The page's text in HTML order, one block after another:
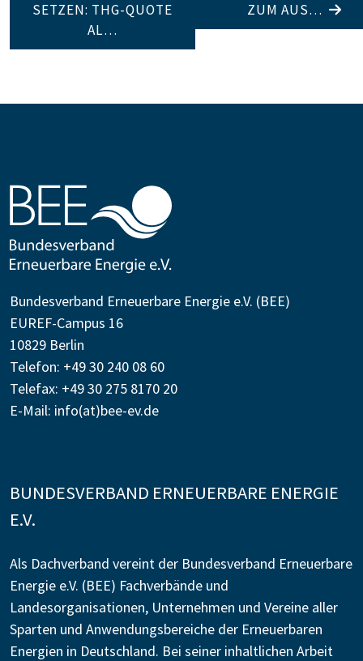
SETZEN: THG-QUOTE
AL…
UM AUS…
Bundesverband Erneuerbare Energie e.V. (BEE)
EUREF-Campus 16
10829 Berlin
Telefon: +49 30 240 08 60
Telefax: +49 30 275 8170 20
E-Mail: info(at)bee-ev.de
BUNDESVERBAND ERNEUERBARE ENERGIE
E.V.
Als Dachverband vereint der Bundesverband Erneuerbare
Energie e.V. (BEE) Fachverbände und
Landesorganisationen, Unternehmen und Vereine aller
Sparten und Anwendungsbereiche der Erneuerbaren
Energien in Deutschland. Bei seiner inhaltlichen Arbeit